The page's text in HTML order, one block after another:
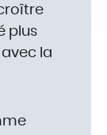
plus
la